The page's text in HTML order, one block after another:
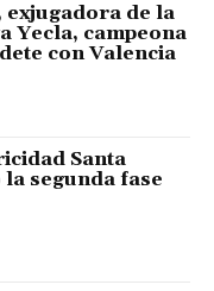
exjugadora de la
Yecla, campeona
con Valencia
Santa
segunda fase